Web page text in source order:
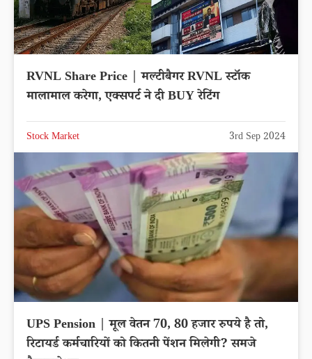
RVNL Share Price | मल्टीबैगर RVNL स्टॉक
मालामाल करेगा, एक्सपर्ट ने दी BUY रेटिंग
Stock Market 3rd Sep 2024
UPS Pension | मूल वेतन 70, 80 हजार रुपये है तो,
रिटायर्ड कर्मचारियों को कितनी पेंशन मिलेगी? समजे